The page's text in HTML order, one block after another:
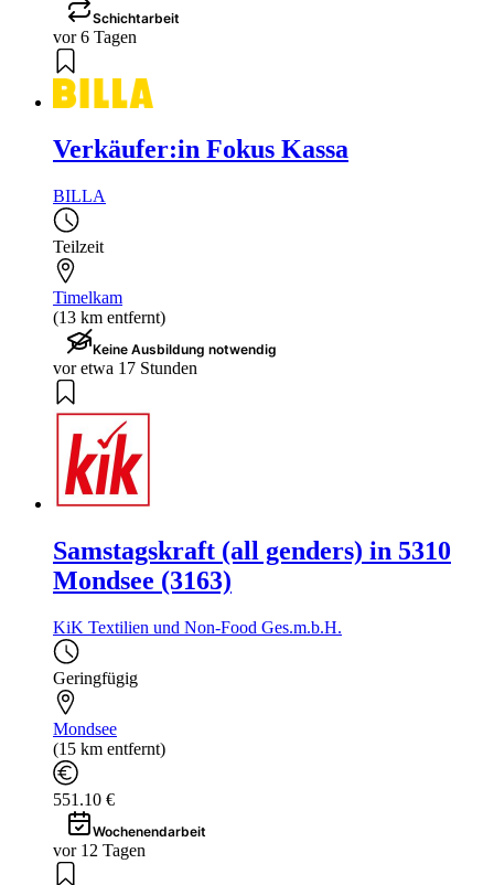
Schichtarbeit
vor 6 Tagen
Verkäufer:in Fokus Kassa
BILLA
Teilzeit
Timelkam
(13 km entfernt)
Keine Ausbildung notwendig
vor etwa 17 Stunden
Samstagskraft (all genders) in 5310
Mondsee (3163)
KiK Textilien und Non-Food Ges.m.b.H.
Geringfügig
Mondsee
(15 km entfernt)
551.10 €
Wochenendarbeit
vor 12 Tagen